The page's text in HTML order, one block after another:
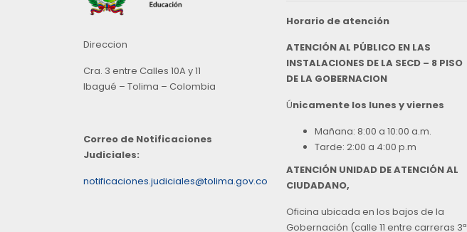
Direccion
Cra. 3 entre Calles 10A y 11
Ibagué – Tolima – Colombia
Correo de Notificaciones
Judiciales:
notificaciones.judiciales@tolima.gov.co
Horario de atención
ATENCIÓN AL PÚBLICO EN LAS
INSTALACIONES DE LA SECD – 8 PISO
DE LA GOBERNACION
Únicamente los lunes y viernes
Mañana: 8:00 a 10:00 a.m.
Tarde: 2:00 a 4:00 p.m
ATENCIÓN UNIDAD DE ATENCIÓN AL
CIUDADANO,
Oficina ubicada en los bajos de la
Gobernación (calle 11 entre carreras 3ª